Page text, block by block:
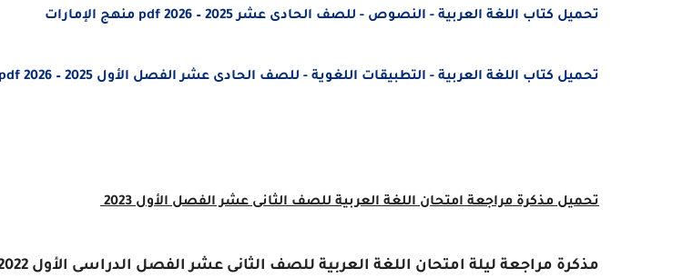
تحميل كتاب اللغة العربية - النصوص - للصف الحادى عشر 2025 – 2026 pdf منهج الإمارات
تحميل كتاب اللغة العربية - التطبيقات اللغوية - للصف الحادى عشر الفصل الأول 2025 – 2026 pdf منهج الإمارات
تحميل مذكرة مراجعة امتحان اللغة العربية للصف الثانى عشر الفصل الأول 2023
مذكرة مراجعة ليلة امتحان اللغة العربية للصف الثانى عشر الفصل الدراسى الأول 2022 - 2023